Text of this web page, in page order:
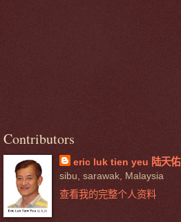
Contributors
eric luk tien yeu 陆天佑
sibu, sarawak, Malaysia
查看我的完整个人资料